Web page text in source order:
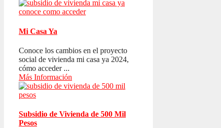
Mi Casa Ya
Conoce los cambios en el proyecto
social de vivienda mi casa ya 2024,
cómo acceder ...
Más Información
Subsidio de Vivienda de 500 Mil
Pesos